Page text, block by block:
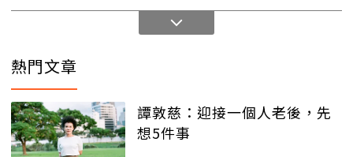
熱門文章
譚敦慈：迎接一個人老後，先
想5件事